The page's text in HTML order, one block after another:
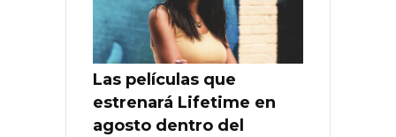
Las películas que
estrenará Lifetime en
agosto dentro del